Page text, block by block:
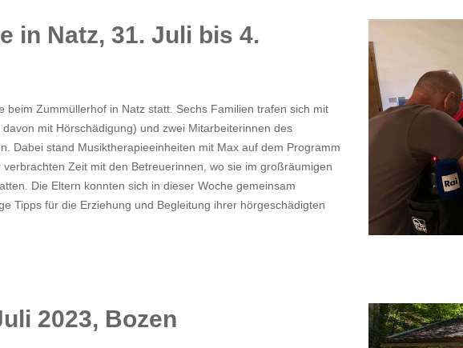
in Natz, 31. Juli bis 4.
Zummüllerhof in Natz statt. Sechs Familien trafen sich mit
mit Hörschädigung) und zwei Mitarbeiterinnen des
Dabei stand Musiktherapieeinheiten mit Max auf dem Programm
Zeit mit den Betreuerinnen, wo sie im großräumigen
Die Eltern konnten sich in dieser Woche gemeinsam
Tipps für die Erziehung und Begleitung ihrer hörgeschädigten
2023, Bozen